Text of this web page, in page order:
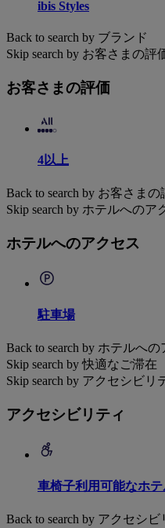
ibis Styles
Back to search by ブランド
Skip search by お客さまの評
お客さまの評価
4以上
Back to search by お客さまの
Skip search by ホテルへのア
ホテルへのアクセス
駐車場
Back to search by ホテルへの
Skip search by 快適なご滞在
Skip search by アクセシビリ
アクセシビリティ
車椅子利用可能なホテ
Back to search by アクセシビ